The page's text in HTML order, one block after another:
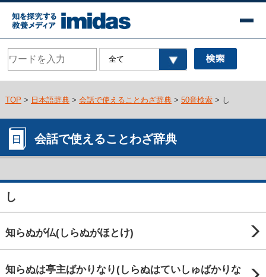
TOP > 日本語辞典> 会話で使えることわざ辞典> 50音検索> し
会話で使えることわざ辞典
し
知らぬが仏(しらぬがほとけ)
知らぬは亭主ばかりなり(しらぬはていしゅばかりな